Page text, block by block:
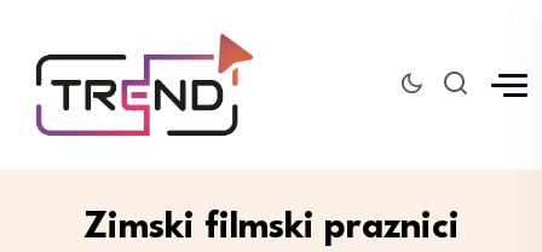
Zimski filmski praznici